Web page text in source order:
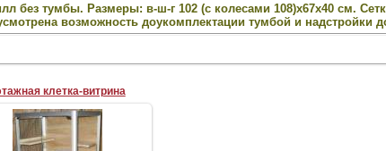
без тумбы. Размеры: в-ш-г 102 (с колесами 108)х67х40 см.
возможность доукомплектации тумбой и надстройки
клетка-витрина
03.03.2015